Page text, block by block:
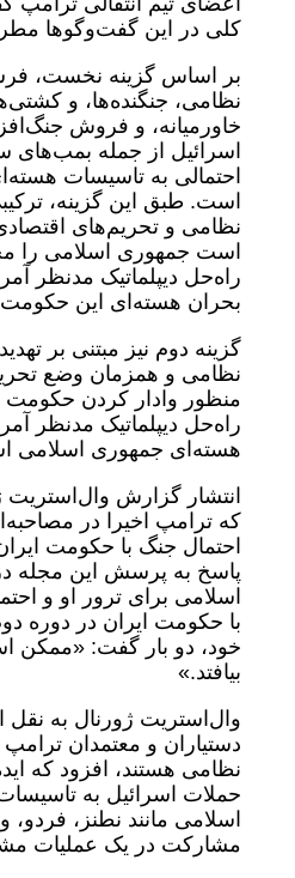
کلی در این گفت‌وگوها
بر اساس گزینه نخست،
نظامی، جنگنده‌ها، و
خاورمیانه، و فروش
اسرائیل از جمله
احتمالی به تاسیسات
است. طبق این گزینه،
نظامی و تحریم‌های
است جمهوری اسلامی را
راه‌حل دیپلماتیک مدنظر
بحران هسته‌ای این حکومت
گزینه دوم نیز مبتنی بر
نظامی و همزمان وضع
منظور وادار کردن حکومت
راه‌حل دیپلماتیک مدنظر
هسته‌ای جمهوری اسلامی
انتشار گزارش
که ترامپ اخیرا در
احتمال جنگ با حکومت
پاسخ به پرسش این مجله
اسلامی برای ترور او و
با حکومت ایران در دوره
خود، دو بار گفت: «ممکن
بیافتد.»
وال‌استریت ژورنال به نقل
دستیاران و معتمدان
نظامی هستند، افزود که
حملات اسرائیل به
اسلامی مانند نطنز،
مشارکت در یک عملیات